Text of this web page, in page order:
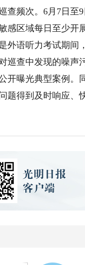
查频次。6月7日至
感区域每日至少开
外语听力考试期间
查中发现的噪声污
开曝光典型案例。
题得到及时响应、